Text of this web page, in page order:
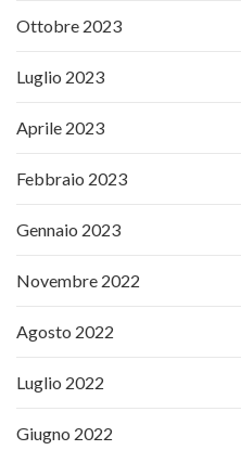
Ottobre 2023
Luglio 2023
Aprile 2023
Febbraio 2023
Gennaio 2023
Novembre 2022
Agosto 2022
Luglio 2022
Giugno 2022